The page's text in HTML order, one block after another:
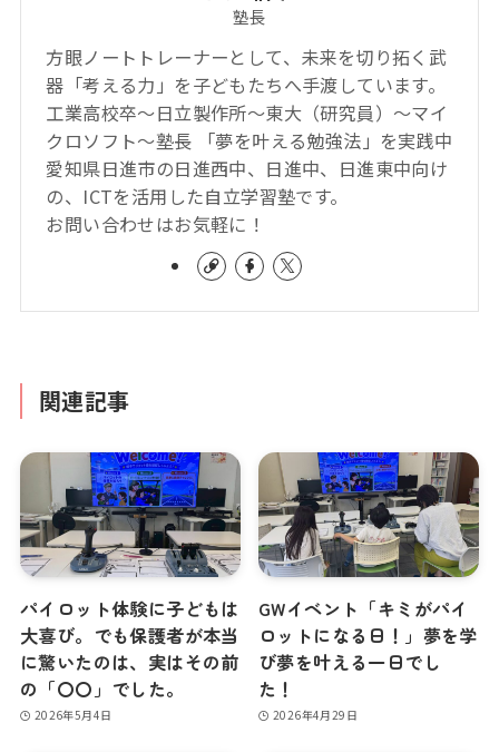
塾長
方眼ノートトレーナーとして、未来を切り拓く武
器「考える力」を子どもたちへ手渡しています。
工業高校卒～日立製作所～東大（研究員）～マイ
クロソフト～塾長 「夢を叶える勉強法」を実践中
愛知県日進市の日進西中、日進中、日進東中向け
の、ICTを活用した自立学習塾です。
お問い合わせはお気軽に！
関連記事
パイロット体験に子どもは
大喜び。でも保護者が本当
に驚いたのは、実はその前
の「〇〇」でした。
2026年5月4日
GWイベント「キミがパイ
ロットになる日！」夢を学
び夢を叶える一日でし
た！
2026年4月29日